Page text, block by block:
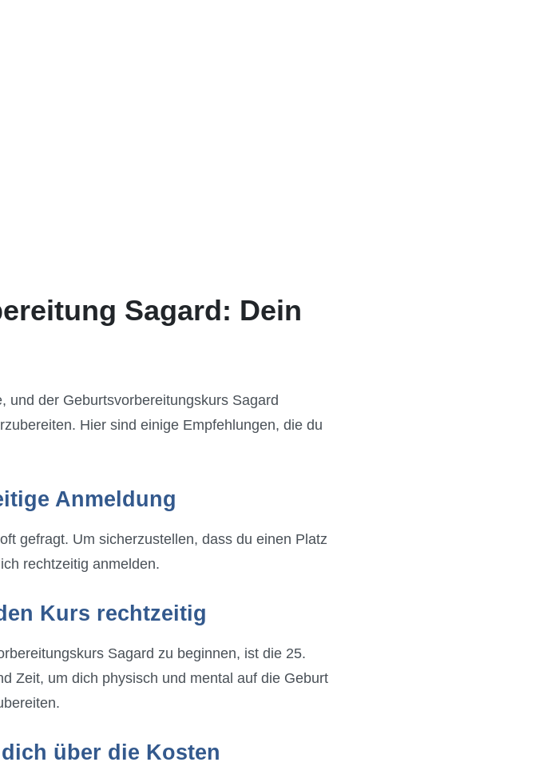
Sagard: Dein
und der Geburtsvorbereitungskurs Sagard
Hier sind einige Empfehlungen, die du
Anmeldung
gefragt. Um sicherzustellen, dass du einen Platz
rechtzeitig anmelden.
Kurs rechtzeitig
Sagard zu beginnen, ist die 25.
Zeit, um dich physisch und mental auf die Geburt
über die Kosten